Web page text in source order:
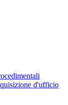
d'ufficio